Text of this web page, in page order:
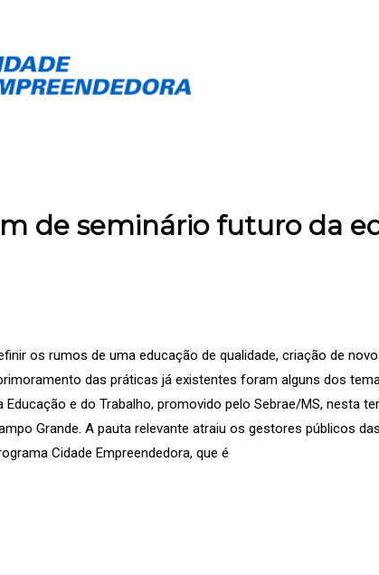
de seminário futuro da
os rumos de uma educação de qualidade, criação de
das práticas já existentes foram alguns dos
Educação e do Trabalho, promovido pelo Sebrae/MS, nesta
Grande. A pauta relevante atraiu os gestores públicos
Cidade Empreendedora, que é